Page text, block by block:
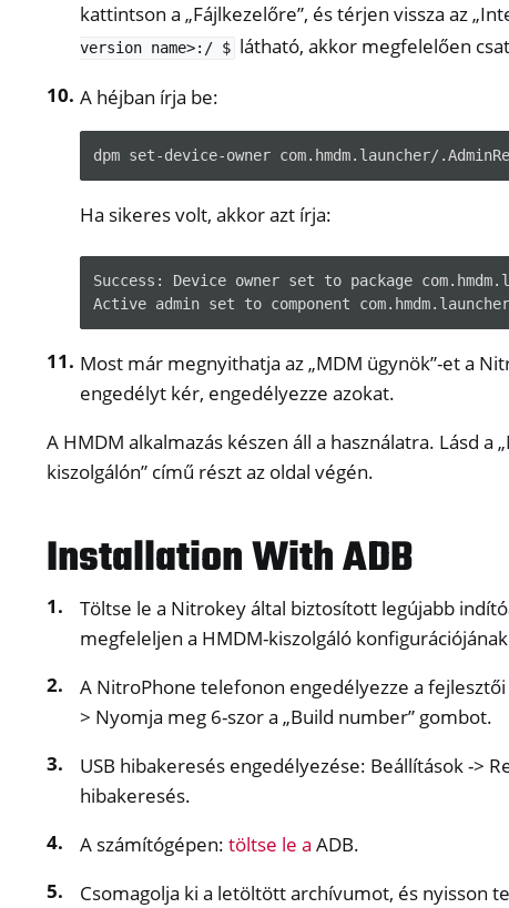
kattintson a „Fájlkezelőre”, és térjen vissza az
version name>:/ $ látható, akkor megfelelően
A héjban írja be:
dpm set-device-owner
Ha sikeres volt, akkor azt írja:
Success: Device owner set to package
Most már megnyithatja az „MDM ügynök”-et a
engedélyt kér, engedélyezze azokat.
A HMDM alkalmazás készen áll a használatra. Lásd a
kiszolgálón” című részt az oldal végén.
Installation With ADB
Töltse le a Nitrokey által biztosított legújabb
megfeleljen a HMDM-kiszolgáló
A NitroPhone telefonon engedélyezze a
> Nyomja meg 6-szor a „Build number” gombot.
USB hibakeresés engedélyezése: Beállítások ->
hibakeresés.
A számítógépen: töltse le a ADB.
Csomagolja ki a letöltött archívumot, és nyisson